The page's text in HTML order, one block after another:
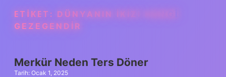
ETIKET: DÜNYANIN IKIZI HANGI
GEZEGENDIR
Merkür Neden Ters Döner
Tarih: Ocak 1, 2025